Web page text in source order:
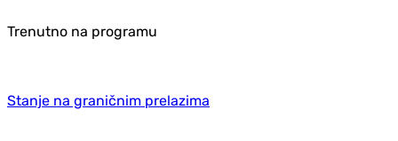
Trenutno na programu
Stanje na graničnim prelazima